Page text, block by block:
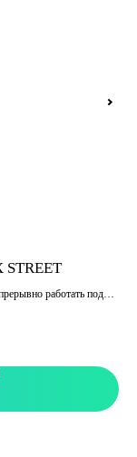
STREET
работать под
скверах или просто на